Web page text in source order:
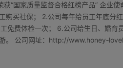
“国家质量监督合格红榜产品” 企业
购买社保； 2.公司每年给员工年底分
免费体检一次； 6.公司给生日、婚
。 公司网址：http://www.honey-